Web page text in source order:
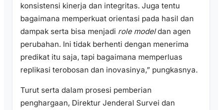
konsistensi kinerja dan integritas. Juga tentu
bagaimana memperkuat orientasi pada hasil dan
dampak serta bisa menjadi role modeldan agen
perubahan. Ini tidak berhenti dengan menerima
predikat itu saja, tapi bagaimana memperluas
replikasi terobosan dan inovasinya,” pungkasnya.
Turut serta dalam prosesi pemberian
penghargaan, Direktur Jenderal Survei dan